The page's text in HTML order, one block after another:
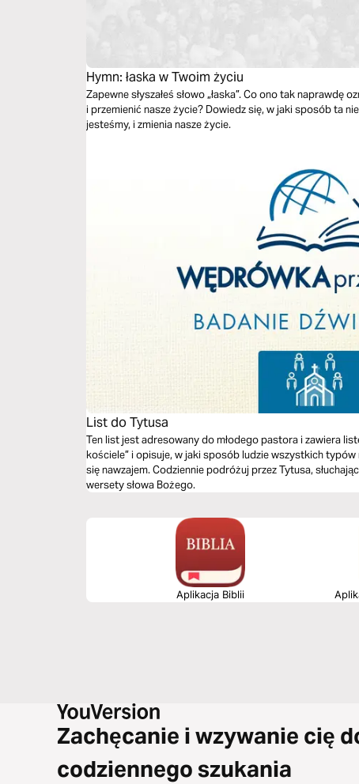
Hymn: łaska w Twoim życiu
Zapewne słyszałeś słowo „łaska”. Co ono tak naprawdę
i przemienić nasze życie? Dowiedz się, w jaki sposób ta
jesteśmy, i zmienia nasze życie.
List do Tytusa
Ten list jest adresowany do młodego pastora i zawiera
kościele” i opisuje, w jaki sposób ludzie wszystkich typów
się nawzajem. Codziennie podróżuj przez Tytusa,
wersety słowa Bożego.
Aplikacja Biblii
Zachęcanie i wzywanie cię
codziennego szukania